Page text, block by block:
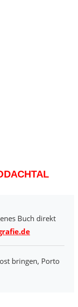
Buch direkt
bringen, Porto